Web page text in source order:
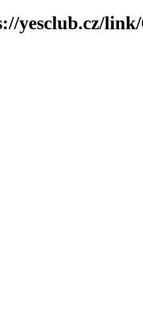
yesclub.cz/link/